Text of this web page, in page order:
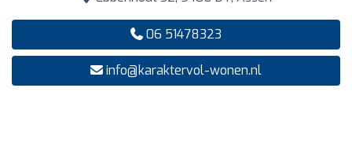
06 51478323
info@karaktervol-wonen.nl